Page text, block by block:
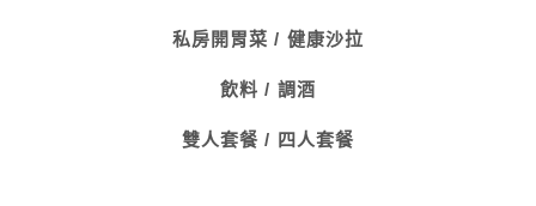
私房開胃菜 / 健康沙拉
飲料 / 調酒
雙人套餐 / 四人套餐